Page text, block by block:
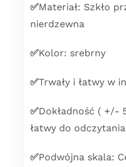
✅Materiał: Szkło
nierdzewna
✅Kolor: srebrny
✅Trwały i łatwy w
✅Dokładność ( +/-
łatwy do
✅Podwójna skala: